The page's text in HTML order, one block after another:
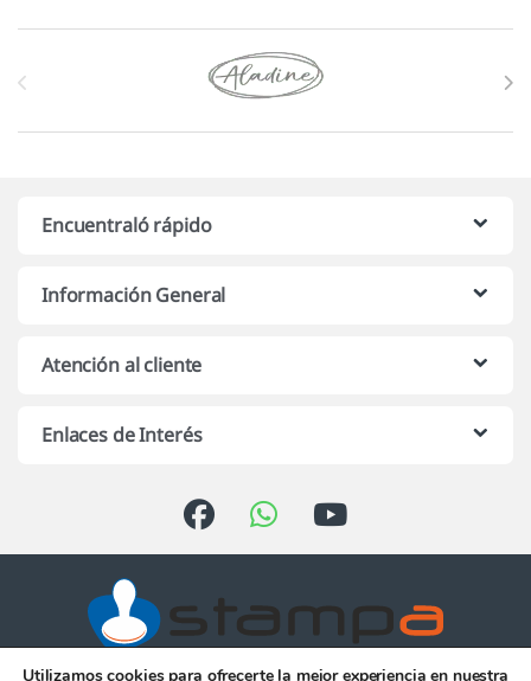
Marcas De Carrusel
Encuentraló rápido
Información General
Atención al cliente
Enlaces de Interés
Utilizamos cookies para ofrecerte la mejor experiencia en nuestra